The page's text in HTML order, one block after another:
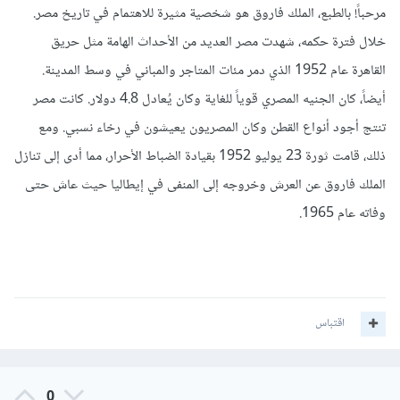
كان يحب شعبه كثيرا ويحبونه مع أنه ليس مصريا الأصل وكان
معجبا بالحضارة المصرية القديمه وقد تزوج الملك فاروق مرتين
المرة الأولي تزوج من الملكة فريدة وأنجب منها ثلاث فتيات هن
فادية و فوزية و فريال وهذا الذي جعله يزوج للمرة الثانية أنه لم
ينجب من الملكة فريدة الصبي ليكون وليا للعهد فتزوج الملكة
ناريمان وأنجب الملك أحمد فؤاد الثاني في 16يناير عام 1952
مرحباً! بالطبع، الملك فاروق هو شخصية مثيرة للاهتمام في تاريخ مصر.
خلال فترة حكمه، شهدت مصر العديد من الأحداث الهامة مثل حريق
القاهرة عام 1952 الذي دمر مئات المتاجر والمباني في وسط المدينة.
أيضاً، كان الجنيه المصري قوياً للغاية وكان يُعادل 4.8 دولار. كانت مصر
تنتج أجود أنواع القطن وكان المصريون يعيشون في رخاء نسبي. ومع
ذلك، قامت ثورة 23 يوليو 1952 بقيادة الضباط الأحرار، مما أدى إلى تنازل
الملك فاروق عن العرش وخروجه إلى المنفى في إيطاليا حيث عاش حتى
وفاته عام 1965.
اقتباس